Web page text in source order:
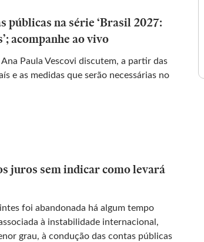
públicas na série ‘Brasil 2027:
acompanhe ao vivo
Paula Vescovi discutem, a partir das
juros sem indicar como levará
foi abandonada há algum tempo
à instabilidade internacional,
grau, à condução das contas públicas
de condensação são mais
em regiões frias e úmidas, mas
quer estimular debates